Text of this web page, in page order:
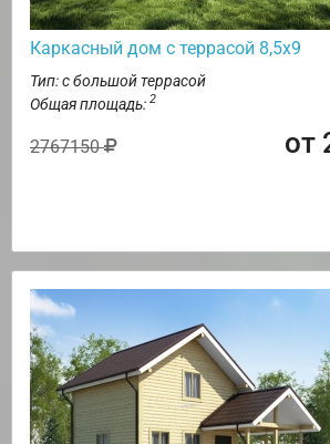
Каркасный дом с террасой 8,5х9
Тип: с большой террасой
Общая площадь: 2
2767150 от